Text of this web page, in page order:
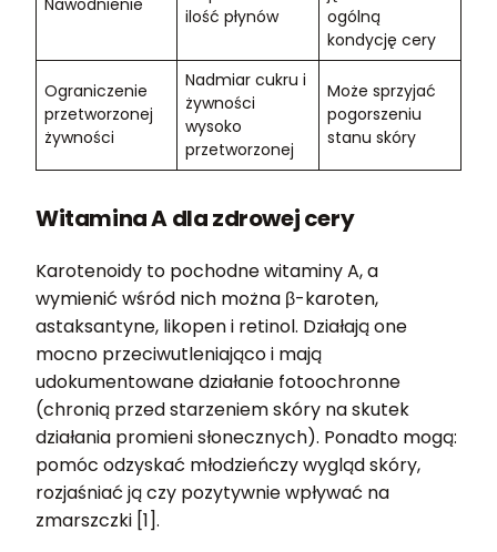
Nawodnienie
ilość płynów
ogólną
kondycję cery
Ograniczenie
przetworzonej
żywności
Nadmiar cukru i
żywności
wysoko
przetworzonej
Może sprzyjać
pogorszeniu
stanu skóry
Witamina A dla zdrowej cery
Karotenoidy to pochodne witaminy A, a
wymienić wśród nich można β-karoten,
astaksantyne, likopen i retinol. Działają one
mocno przeciwutleniająco i mają
udokumentowane działanie fotoochronne
(chronią przed starzeniem skóry na skutek
działania promieni słonecznych). Ponadto mogą:
pomóc odzyskać młodzieńczy wygląd skóry,
rozjaśniać ją czy pozytywnie wpływać na
zmarszczki [1].